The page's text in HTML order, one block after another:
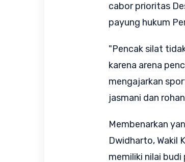
cabor prioritas
payung hukum
"Pencak silat
karena arena
mengajarkan
jasmani dan
Membenarkan
Dwidharto, Wakil
memiliki nilai